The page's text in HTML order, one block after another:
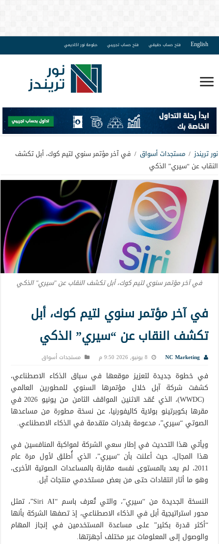
English فتح حساب حقيقي فتح حساب تجريبي دبلومة نور اكاديمي
نور تريندز / مستجدات أسواق / في آخر مؤتمر سنوي لتيم كوك، أبل تكشف
النقاب عن “سيري” الذكي
في آخر مؤتمر سنوي لتيم كوك، أبل تكشف النقاب عن "سيري" الذكي
في آخر مؤتمر سنوي لتيم كوك، أبل
تكشف النقاب عن “سيري” الذكي
NC Marketing 8 يونيو, 2026 9:50 م مستجدات أسواق
في خطوة جديدة لتعزيز موقعها في سباق الذكاء الاصطناعي،
كشفت شركة آبل خلال مؤتمرها السنوي للمطورين العالمي
(WWDC)، الذي عُقد الاثنين المواقف الثامن من يونيو 2026 في
مقرها بكوبرتينو بولاية كاليفورنيا، عن نسخة مطورة من مساعدها
الصوتي “سيري”، مدعومة بقدرات متقدمة في الذكاء الاصطناعي.
ويأتي هذا التحديث في إطار سعي الشركة لمواكبة المنافسين في
هذا المجال، حيث أعلنت بأن “سيري”، الذي أُطلق لأول مرة عام
2011، لم يعد بالمستوى نفسه مقارنة بالمساعدات الصوتية الأخرى،
وهو ما أثار انتقادات حتى من بعض مستخدمي منتجات آبل.
النسخة الجديدة من “سيري”، والتي تُعرف باسم “Siri AI”، تمثل
محور استراتيجية أبل في الذكاء الاصطناعي، إذ تصفها الشركة بأنها
“أكثر قدرة بكثير” على مساعدة المستخدمين في إنجاز المهام
والوصول إلى المعلومات عبر مختلف أجهزتها.